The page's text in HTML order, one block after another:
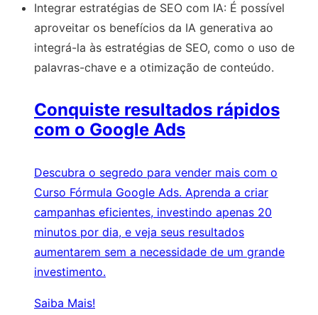
Integrar estratégias de SEO com IA: É possível
aproveitar os benefícios da IA generativa ao
integrá-la às estratégias de SEO, como o uso de
palavras-chave e a otimização de conteúdo.
Conquiste resultados rápidos
com o Google Ads
Descubra o segredo para vender mais com o
Curso Fórmula Google Ads. Aprenda a criar
campanhas eficientes, investindo apenas 20
minutos por dia, e veja seus resultados
aumentarem sem a necessidade de um grande
investimento.
Saiba Mais!